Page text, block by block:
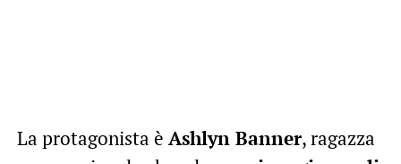
La protagonista è Ashlyn Banner, ragazza